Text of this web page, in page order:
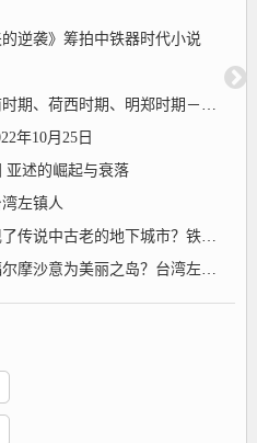
逆袭》筹拍中铁器时代小说
郑时期－事件年表2022年10月25日台湾左镇人
年10月25日
亚述的崛起与衰落
左镇人
中古老的地下城市？铁器时代小说
沙意为美丽之岛？台湾左镇人